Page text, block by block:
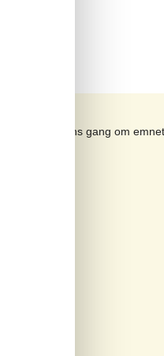
Se solens gang om emnet